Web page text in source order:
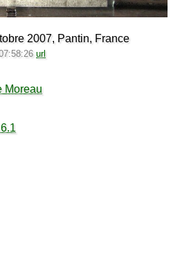
2007, Pantin, France
url
Moreau